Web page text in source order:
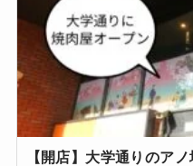
【開店】大学通りのア